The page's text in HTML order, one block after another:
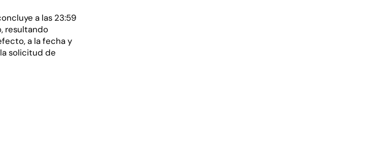
a las 23:59
resultando
a la fecha y
solicitud de